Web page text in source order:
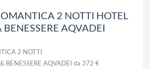
2 NOTTI HOTEL
AQVADEI
2 NOTTI
BENESSERE AQVADEI da 372 €